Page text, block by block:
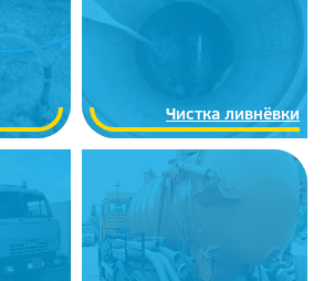
Чистка ливнёвки